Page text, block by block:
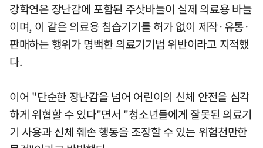
강학연은 장난감에 포함된 주삿바늘이 실제 의료용 바늘
이며, 이 같은 의료용 침습기기를 허가 없이 제작·유통·
판매하는 행위가 명백한 의료기기법 위반이라고 지적했
다.
이어 "단순한 장난감을 넘어 어린이의 신체 안전을 심각
하게 위협할 수 있다"면서 "청소년들에게 잘못된 의료기
기 사용과 신체 훼손 행동을 조장할 수 있는 위험천만한